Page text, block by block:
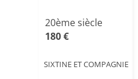
20ème siècle
180 €
SIXTINE ET COMPAGNIE